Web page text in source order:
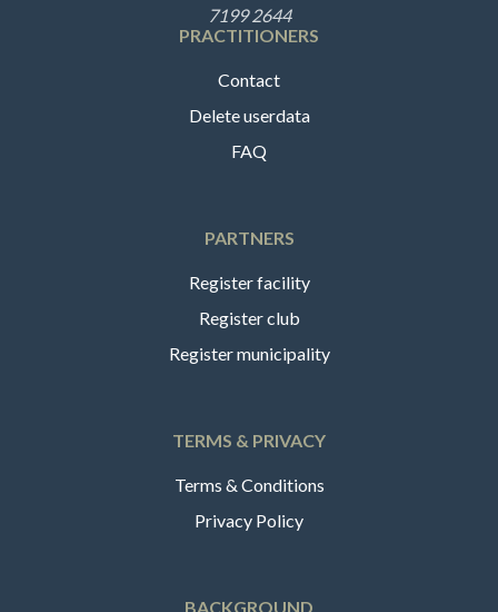
7199 2644
PRACTITIONERS
Contact
Delete userdata
FAQ
PARTNERS
Register facility
Register club
Register municipality
TERMS & PRIVACY
Terms & Conditions
Privacy Policy
BACKGROUND